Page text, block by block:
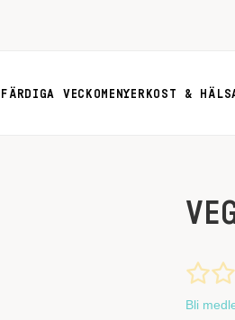
FÄRDIGA VECKOMENYER KOST &
Bli